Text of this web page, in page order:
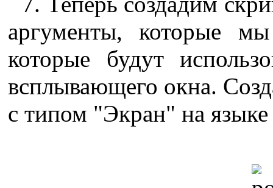
аргументы, которые
которые будут
всплывающего окна.
с типом "Экран" на